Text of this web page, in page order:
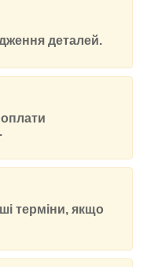
деталей.
терміни, якщо